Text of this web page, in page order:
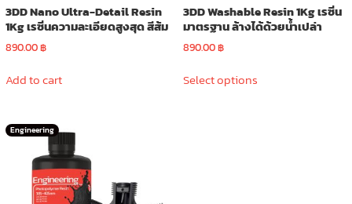
3DD Nano Ultra-Detail Resin
1Kg เรซิ่นความละเอียดสูงสุด สีส้ม
890.00฿
Add to cart
3DD Washable Resin 1Kg เรซิ่น
มาตรฐาน ล้างได้ด้วยน้ำเปล่า
890.00฿
Select optionsproduct
Engineering